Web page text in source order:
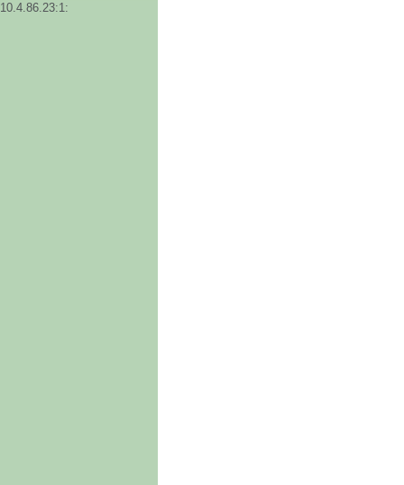
10.4.86.23:1: